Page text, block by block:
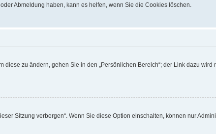
Abmeldung haben, kann es helfen, wenn Sie die Cookies löschen.
zu ändern, gehen Sie in den „Persönlichen Bereich“; der Link dazu wird
Sitzung verbergen“. Wenn Sie diese Option einschalten, können nur